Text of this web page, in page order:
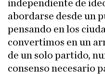
independiente de
abordarse desde un
pensando en los
convertimos en un
de un solo partido,
consenso necesario